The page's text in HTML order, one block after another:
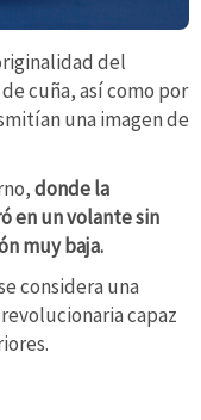
del
cuña, así como por
una imagen de
donde la
en un volante sin
muy baja.
considera una
capaz